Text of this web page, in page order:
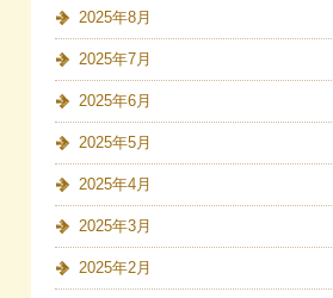
2025年8月
2025年7月
2025年6月
2025年5月
2025年4月
2025年3月
2025年2月